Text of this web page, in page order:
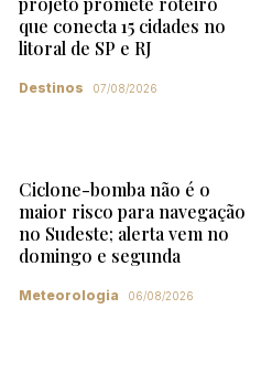
que conecta 15 cidades no
litoral de SP e RJ
Destinos 07/08/2026
Ciclone-bomba não é o
maior risco para navegação
no Sudeste; alerta vem no
domingo e segunda
Meteorologia 06/08/2026